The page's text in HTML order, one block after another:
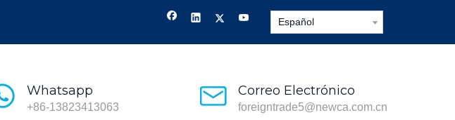
Español
Whatsapp
+86-13823413063
Correo Electrónico
foreigntrade5@newca.com.cn